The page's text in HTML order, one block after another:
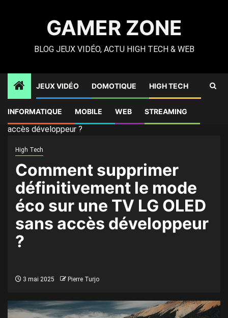
GAMER ZONE
BLOG JEUX VIDÉO, ACTU HIGH TECH & WEB
JEUX VIDÉO DOMOTIQUE HIGH TECH
INFORMATIQUE MOBILE WEB STREAMING
définitivement le mode éco sur une TV LG OLED sans
accès développeur ?
High Tech
Comment supprimer
définitivement le mode
éco sur une TV LG OLED
sans accès développeur
?
3 mai 2025 Pierre Turjo